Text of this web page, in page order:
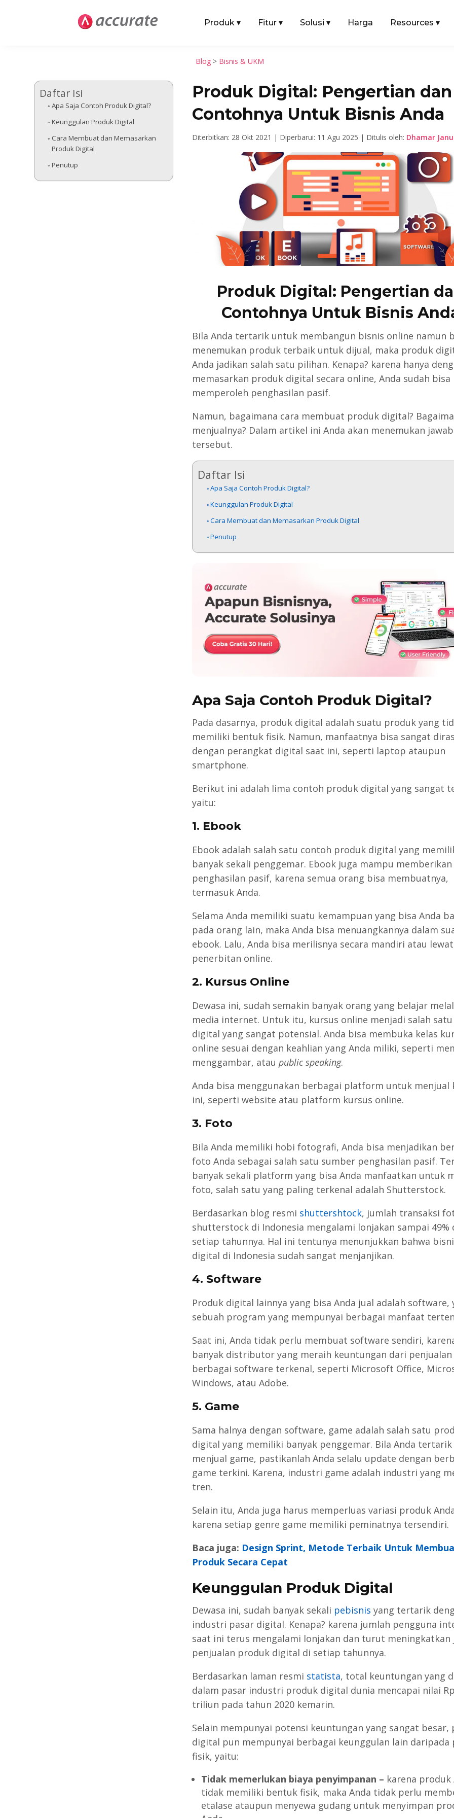
Produk ▾ Fitur ▾ Solusi ▾ Harga Resources ▾
Blog > Bisnis & UKM
Daftar Isi
Apa Saja Contoh Produk Digital?
Keunggulan Produk Digital
Cara Membuat dan Memasarkan
Produk Digital
Penutup
Produk Digital: Pengertian dan
Contohnya Untuk Bisnis Anda
Diterbitkan: 28 Okt 2021 | Diperbarui: 11 Agu 2025 | Ditulis oleh: Dhamar
Produk Digital: Pengertian
Contohnya Untuk Bisnis
Bila Anda tertarik untuk membangun bisnis online namun
menemukan produk terbaik untuk dijual, maka produk
Anda jadikan salah satu pilihan. Kenapa? karena hanya
memasarkan produk digital secara online, Anda sudah bisa
memperoleh penghasilan pasif.
Namun, bagaimana cara membuat produk digital?
menjualnya? Dalam artikel ini Anda akan menemukan
tersebut.
Daftar Isi
Apa Saja Contoh Produk Digital?
Keunggulan Produk Digital
Cara Membuat dan Memasarkan Produk Digital
Penutup
Apa Saja Contoh Produk Digital?
Pada dasarnya, produk digital adalah suatu produk yang
memiliki bentuk fisik. Namun, manfaatnya bisa sangat
dengan perangkat digital saat ini, seperti laptop ataupun
smartphone.
Berikut ini adalah lima contoh produk digital yang sangat
yaitu:
1. Ebook
Ebook adalah salah satu contoh produk digital yang
banyak sekali penggemar. Ebook juga mampu memberikan
penghasilan pasif, karena semua orang bisa membuatnya,
termasuk Anda.
Selama Anda memiliki suatu kemampuan yang bisa Anda
pada orang lain, maka Anda bisa menuangkannya dalam
ebook. Lalu, Anda bisa merilisnya secara mandiri atau
penerbitan online.
2. Kursus Online
Dewasa ini, sudah semakin banyak orang yang belajar
media internet. Untuk itu, kursus online menjadi salah
digital yang sangat potensial. Anda bisa membuka kelas
online sesuai dengan keahlian yang Anda miliki, seperti
menggambar, atau public speaking.
Anda bisa menggunakan berbagai platform untuk menjual
ini, seperti website atau platform kursus online.
3. Foto
Bila Anda memiliki hobi fotografi, Anda bisa menjadikan
foto Anda sebagai salah satu sumber penghasilan pasif.
banyak sekali platform yang bisa Anda manfaatkan untuk
foto, salah satu yang paling terkenal adalah Shutterstock.
Berdasarkan blog resmi shuttershtock, jumlah transaksi
shutterstock di Indonesia mengalami lonjakan sampai 49%
setiap tahunnya. Hal ini tentunya menunjukkan bahwa
digital di Indonesia sudah sangat menjanjikan.
4. Software
Produk digital lainnya yang bisa Anda jual adalah software,
sebuah program yang mempunyai berbagai manfaat
Saat ini, Anda tidak perlu membuat software sendiri,
banyak distributor yang meraih keuntungan dari penjualan
berbagai software terkenal, seperti Microsoft Office,
Windows, atau Adobe.
5. Game
Sama halnya dengan software, game adalah salah satu
digital yang memiliki banyak penggemar. Bila Anda
menjual game, pastikanlah Anda selalu update dengan
game terkini. Karena, industri game adalah industri yang
tren.
Selain itu, Anda juga harus memperluas variasi produk
karena setiap genre game memiliki peminatnya tersendiri.
Baca juga: Design Sprint, Metode Terbaik Untuk
Produk Secara Cepat
Keunggulan Produk Digital
Dewasa ini, sudah banyak sekali pebisnis yang tertarik
industri pasar digital. Kenapa? karena jumlah pengguna
saat ini terus mengalami lonjakan dan turut meningkatkan
penjualan produk digital di setiap tahunnya.
Berdasarkan laman resmi statista, total keuntungan yang
dalam pasar industri produk digital dunia mencapai nilai
triliun pada tahun 2020 kemarin.
Selain mempunyai potensi keuntungan yang sangat besar,
digital pun mempunyai berbagai keunggulan lain daripada
fisik, yaitu:
Tidak memerlukan biaya penyimpanan – karena produk
tidak memiliki bentuk fisik, maka Anda tidak perlu
etalase ataupun menyewa gudang untuk menyimpan